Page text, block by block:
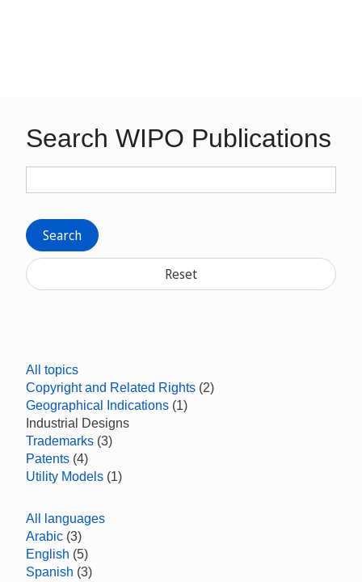
Search WIPO Publications
Search
Reset
All topics
Copyright and Related Rights (2)
Geographical Indications (1)
Industrial Designs
Trademarks (3)
Patents (4)
Utility Models (1)
All languages
Arabic (3)
English (5)
Spanish (3)